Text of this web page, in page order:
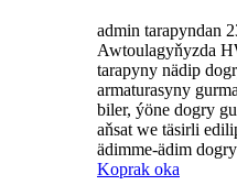
admin tarapyndan
Awtoulagyňyzda
tarapyny nädip
armaturasyny
biler, ýöne dogry
aňsat we täsirli
ädimme-ädim
Koprak oka